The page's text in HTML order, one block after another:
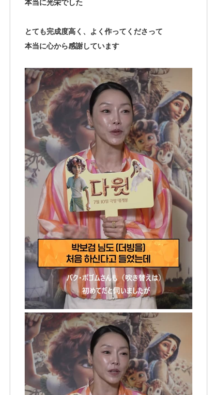
本当に光栄でした
とても完成度高く、よく作ってくださって
本当に心から感謝しています